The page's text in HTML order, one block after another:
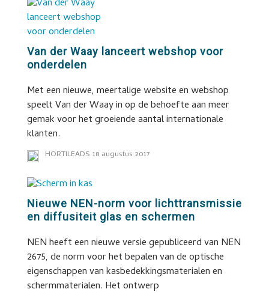
Van der Waay lanceert webshop voor
onderdelen
Met een nieuwe, meertalige website en webshop
speelt Van der Waay in op de behoefte aan meer
gemak voor het groeiende aantal internationale
klanten.
HORTILEADS 18 augustus 2017
Nieuwe NEN-norm voor lichttransmissie
en diffusiteit glas en schermen
NEN heeft een nieuwe versie gepubliceerd van NEN
2675, de norm voor het bepalen van de optische
eigenschappen van kasbedekkingsmaterialen en
schermmaterialen. Het ontwerp